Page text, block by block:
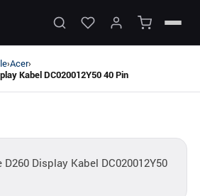
›Acer›
Kabel DC020012Y50 40 Pin